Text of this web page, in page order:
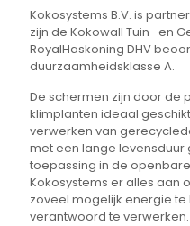
Kokosystems B.V. is
zijn de Kokowall Tuin- en
RoyalHaskoning DHV
duurzaamheidsklasse A.
De schermen zijn door de
klimplanten ideaal
verwerken van
met een lange
toepassing in de
Kokosystems er alles aan
zoveel mogelijk energie
verantwoord te verwerken.